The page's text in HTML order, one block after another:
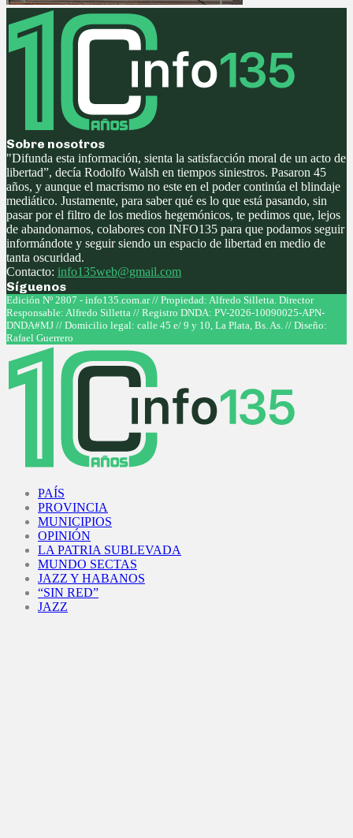
Sobre nosotros
"Difunda esta información, sienta la satisfacción moral de un acto de
libertad”, decía Rodolfo Walsh en tiempos siniestros. Pasaron 45
años, y aunque el macrismo no este en el poder continúa el blindaje
mediático. Justamente, para saber qué es lo que está pasando, sin
pasar por el filtro de los medios hegemónicos, te pedimos que, lejos
de abandonarnos, colabores con INFO135 para que podamos seguir
informándote y seguir siendo un espacio de libertad en medio de
tanta oscuridad.
Contacto: info135web@gmail.com
Síguenos
Facebook
Twitter
Instagram
Youtube
Edición Nº 2807 - info135.com.ar // Propiedad: Alfredo Silletta. Director
Responsable: Alfredo Silletta // Registro DNDA: PV-2026-10090025-APN-
DNDA#MJ // Domicilio legal: calle 45 e/ 9 y 10, La Plata, Bs. As. // Diseño:
Rafael Guerrero
PAÍS
PROVINCIA
MUNICIPIOS
OPINIÓN
LA PATRIA SUBLEVADA
MUNDO SECTAS
JAZZ Y HABANOS
“SIN RED”
JAZZ